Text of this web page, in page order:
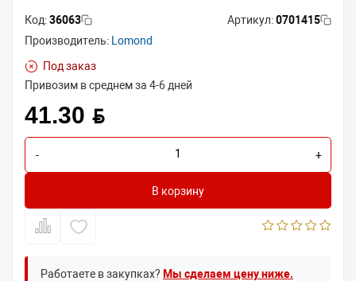
Код:36063 Артикул:0701415
Производитель:
Lomond
Под заказ
Привозим в среднем за 4-6 дней
41.30 BYN
- +
В корзину
Работаете в закупках? Мы сделаем цену ниже.